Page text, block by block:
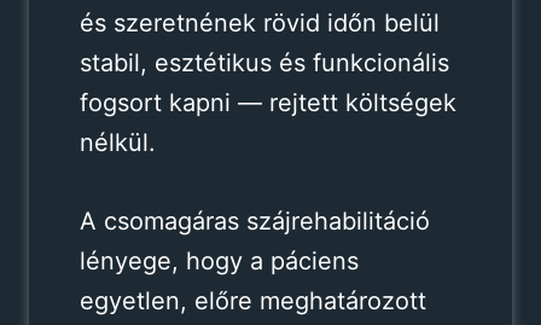
és szeretnének rövid időn belül
stabil, esztétikus és funkcionális
fogsort kapni — rejtett költségek
nélkül.
A csomagáras szájrehabilitáció
lényege, hogy a páciens
egyetlen, előre meghatározott